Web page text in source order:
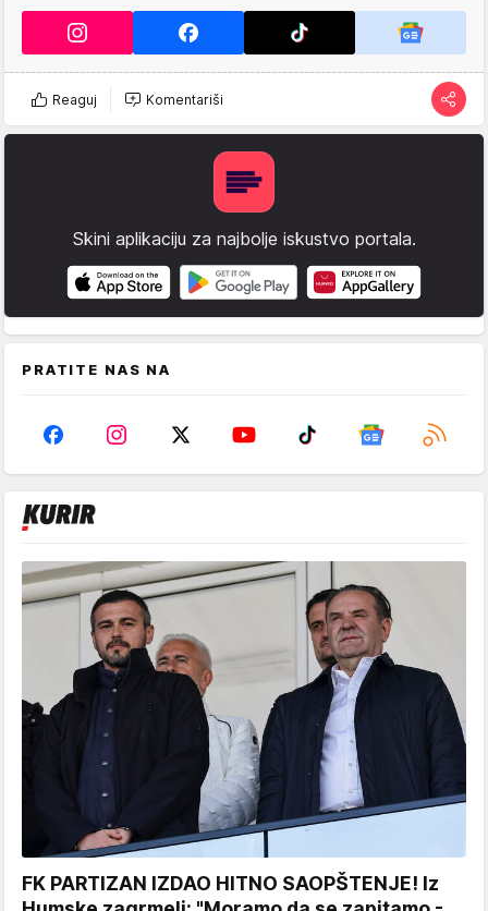
Reaguj Komentariši
Skini aplikaciju za najbolje iskustvo portala.
PRATITE NAS NA
FK PARTIZAN IZDAO HITNO SAOPŠTENJE! Iz